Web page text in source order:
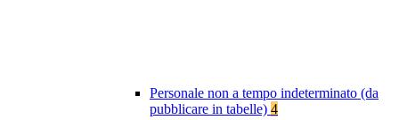
Personale non a tempo indeterminato (da
pubblicare in tabelle) 4